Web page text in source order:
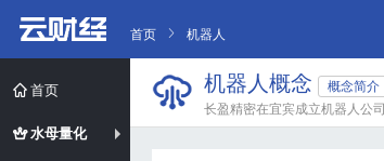
首页
水母量化
首页 机器人
机器人概念
概念简介
长盈精密在宜宾成立机器人公司